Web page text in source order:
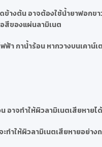
างต้น อาจต้องใช้น้ำยาฟอกข
สีของแผ่นลามิเนต
ฟ้า กาน้ำร้อน หากวางบนเค
อาจทำให้ผิวลามิเนตเสียหายได้
ทำให้ผิวลามิเนตเสียหายอย่